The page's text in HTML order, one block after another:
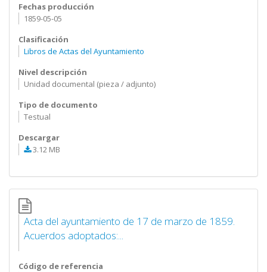
Fechas producción
1859-05-05
Clasificación
Libros de Actas del Ayuntamiento
Nivel descripción
Unidad documental (pieza / adjunto)
Tipo de documento
Testual
Descargar
3.12 MB
Acta del ayuntamiento de 17 de marzo de 1859.
Acuerdos adoptados:...
Código de referencia